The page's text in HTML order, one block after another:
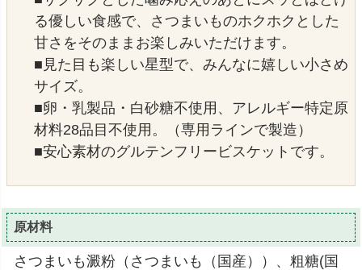
る優しい食感で、さつまいものホクホクとした
甘さをそのままお楽しみいただけます。
■見た目も楽しい星型で、みんなに嬉しい小さめ
サイズ。
■卵・乳製品・白砂糖不使用、アレルギー特定原
材料28品目不使用。（専用ラインで製造）
■安心素材のグルテンフリービスケットです。
原材料
さつまいも澱粉（さつまいも（国産））、粗糖(国